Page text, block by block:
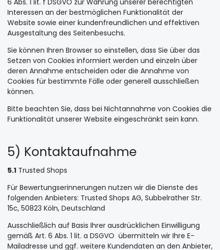
6 Abs. 1 lit. f DSGVO zur Wahrung unserer berechtigten
Interessen an der bestmöglichen Funktionalität der
Website sowie einer kundenfreundlichen und effektiven
Ausgestaltung des Seitenbesuchs.
Sie können Ihren Browser so einstellen, dass Sie über das
Setzen von Cookies informiert werden und einzeln über
deren Annahme entscheiden oder die Annahme von
Cookies für bestimmte Fälle oder generell ausschließen
können.
Bitte beachten Sie, dass bei Nichtannahme von Cookies die
Funktionalität unserer Website eingeschränkt sein kann.
5) Kontaktaufnahme
5.1 Trusted Shops
Für Bewertungserinnerungen nutzen wir die Dienste des
folgenden Anbieters: Trusted Shops AG, Subbelrather Str.
15c, 50823 Köln, Deutschland
Ausschließlich auf Basis Ihrer ausdrücklichen Einwilligung
gemäß Art. 6 Abs. 1 lit. a DSGVO übermitteln wir Ihre E-
Mailadresse und ggf. weitere Kundendaten an den Anbieter,